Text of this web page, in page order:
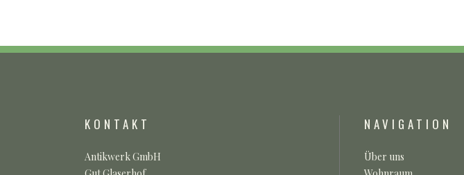
KONTAKT
Antikwerk GmbH
NAVIGATION
Über uns